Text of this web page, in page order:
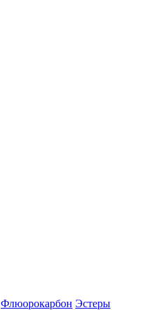
Флюорокарбон Эстеры